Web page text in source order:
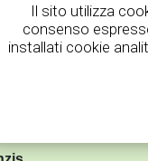
della
Il sito utilizza
consenso
installati cookie